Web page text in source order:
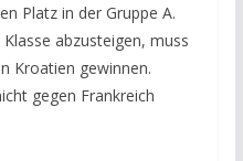
Platz in der Gruppe A.
abzusteigen, muss
Kroatien gewinnen.
gegen Frankreich